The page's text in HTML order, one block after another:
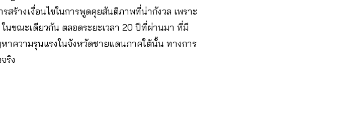
สร้างเงื่อนไขในการพูดคุยสันติภาพที่น่ากังวล เพราะ
นขณะเดียวกัน ตลอดระยะเวลา 20 ปีที่ผ่านมา ที่มี
ความรุนแรงในจังหวัดชายแดนภาคใต้นั้น ทางการ
ริง